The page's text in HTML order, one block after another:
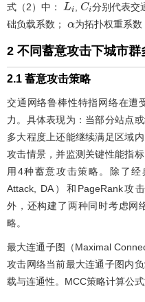
式（2）中： Li Ci 分别代表交
础负载系数；
α为拓扑权重系数
2 不同蓄意攻击下城市
2.1 蓄意攻击策略
交通网络鲁棒性特指网络在遭
力。具体表现为：当部分站点
多大程度上还能继续满足区域
攻击情景，并监测关键性能指
用4种蓄意攻击策略。除了经
Attack, DA）和PageRank攻
外，还构建了两种同时考虑网
略。
最大连通子图（Maximal
攻击网络当前最大连通子图内
载与连通性。MCC策略计算公式